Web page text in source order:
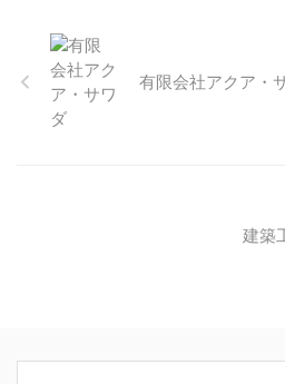
有限会社アクア・
建築